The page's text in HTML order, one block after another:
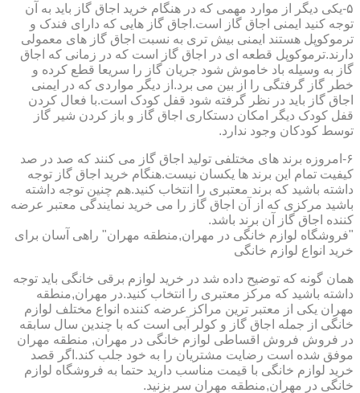
۵-یکی دیگر از موارد مهمی که در هنگام خرید اجاق گاز باید به آن
توجه کنید ایمنی اجاق گاز است.اجاق گاز هایی که دارای فندک و
ترموکوپل هستند ایمنی بیش تری به نسبت اجاق گاز های معمولی
دارند.ترموکوپل قطعه ای در اجاق گاز است که در زمانی که اجاق
گاز به وسیله باد خاموش شود جریان گاز را سریعا قطع کرده و
خطر گاز گرفتگی را از بین می برد.از دیگر مواردی که در ایمنی
اجاق گاز باید در نظر گرفته شود قفل کودک است.با فعال کردن
قفل کودک دیگر امکان دستکاری اجاق گاز و باز کردن شیر گاز
توسط کودکان وجود ندارد.
۶-امروزه برند های مختلفی تولید اجاق گاز می کنند که صد در صد
کیفیت تمام این برند ها یکسان نیست.هنگام خرید اجاق گاز توجه
داشته باشید که برند معتبری را انتخاب کنید.هم چنین توجه داشته
باشید مرکزی که از آن اجاق گاز را می خرید نمایندگی معتبر عرضه
کننده اجاق گاز آن برند باشد.
"فروشگاه لوازم خانگی در مهران,منطقه مهران" راهی آسان برای
خرید انواع لوازم خانگی
همان گونه که توضیح داده شد در خرید لوازم برقی خانگی باید توجه
داشته باشید که مرکز معتبری را انتخاب کنید.در مهران,منطقه
مهران یکی از معتبر ترین مراکز عرضه کننده انواع مختلف لوازم
خانگی از جمله اجاق گاز و کولر آبی است که با چندین سال سابقه
در فروش فروش اقساطی لوازم خانگی در مهران, منطقه مهران
موفق شده است رضایت مشتریان را به خود جلب کند.اگر قصد
خرید لوازم خانگی با قیمت مناسب دارید حتما به فروشگاه لوازم
خانگی در مهران,منطقه مهران سر بزنید.